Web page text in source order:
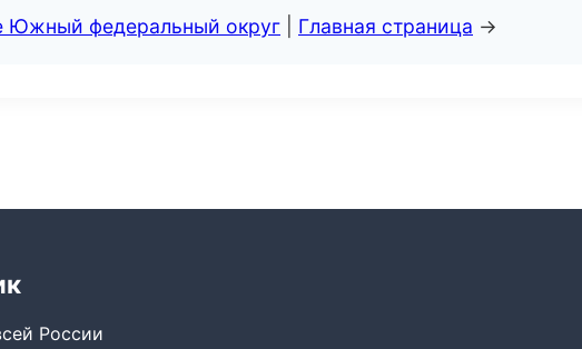
Южный федеральный округ Главная страница →
России